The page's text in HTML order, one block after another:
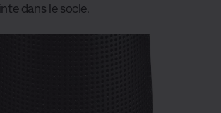
dans le socle.